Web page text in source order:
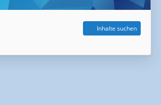
Inhalte suchen